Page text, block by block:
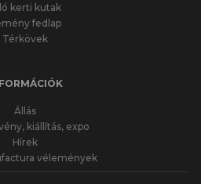
kerti kutak
fedlap
Térkövek
Állás
kiállítás, expo
Hírek
vélemények